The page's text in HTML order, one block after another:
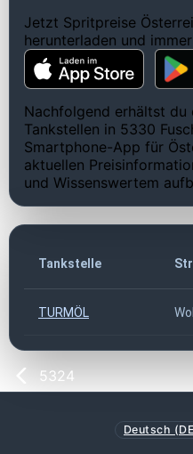
Jetzt Spritpreise
herunterladen und
Nachfolgend erhältst du
Tankstellen in 5330
Smartphone-App für
aktuellen
und Wissenswertem
Tankstelle
TURMÖL
5324
Deutsch